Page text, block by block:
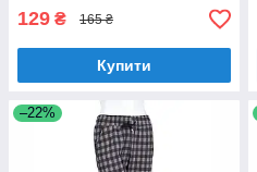
129 ₴ 165 ₴
Купити
–22%